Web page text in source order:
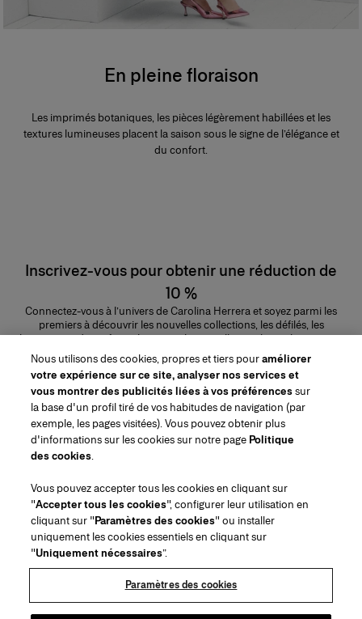
En pleine floraison
Les imprimés botaniques, les pièces légèrement habillées et les
textures lumineuses placent la saison sous le signe de l’élégance et
du confort.
Inscrivez-vous pour obtenir une réduction de
10 %
Connectez-vous à l’univers de Carolina Herrera et soyez parmi les
premiers à découvrir les nouvelles collections, les défilés, les
lancements de parfums, les conseils maquillage et bien plus encore.
Adresse e-mail
Service à la clientèle
Trouver une boutique
Contactez-nous
Livraisons et Retours Beauté
Retourner ma commande
FAQs
Service d'emballage cadeau
À propos de nous
House of Herrera
Emplois
(s'ouvre dans un nouvel onglet)
chcarolinaherrera.com
(s'ouvre dans un nouvel onglet)
Mentions légales et cookies
Conditions générales Conditions Générales de Vente Beauté
Nous utilisons des cookies, propres et tiers pouraméliorer
votre expérience sur ce site, analyser nos services et
vous montrer des publicités liées à vos préférencessur
la base d'un profil tiré de vos habitudes de navigation (par
exemple, les pages visitées). Vous pouvez obtenir plus
d'informations sur les cookies sur notre page Politique
des cookies.
Vous pouvez accepter tous les cookies en cliquant sur
"Accepter tous les cookies", configurer leur utilisation en
cliquant sur "Paramètres des cookies" ou installer
uniquement les cookies essentiels en cliquant sur
"Uniquement nécessaires”.
Paramètres des cookies